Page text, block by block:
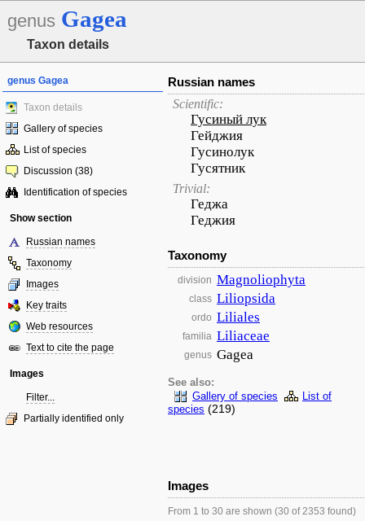
genus Gagea
Taxon details
genus Gagea
Taxon details
Gallery of species
List of species
Discussion (38)
Identification of species
Show section
Russian names
Taxonomy
Images
Key traits
Web resources
Text to cite the page
Images
Filter...
Partially identified only
Russian names
Scientific:
Гусиный лук
Гейджия
Гусинолук
Гусятник
Trivial:
Геджа
Геджия
Taxonomy
division Magnoliophyta
class Liliopsida
ordo Liliales
familia Liliaceae
genus Gagea
See also:
Gallery of species
List of
species (219)
Images
From 1 to 30 are shown (30 of 2353 found)